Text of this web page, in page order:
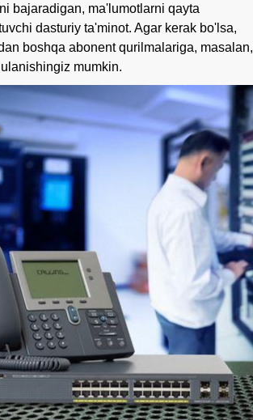
bajaradigan, ma'lumotlarni qayta
dasturiy ta'minot. Agar kerak bo'lsa,
boshqa abonent qurilmalariga, masalan,
mumkin.